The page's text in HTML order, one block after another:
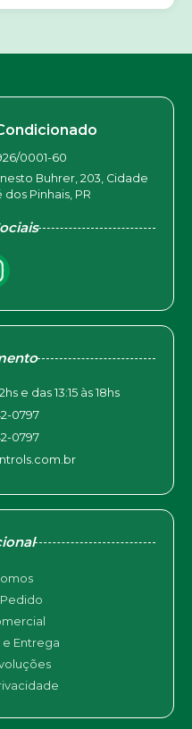
0001-60
Buhrer, 203, Cidade
Pinhais, PR
e das 13:15 às 18hs
0797
0797
Entrega